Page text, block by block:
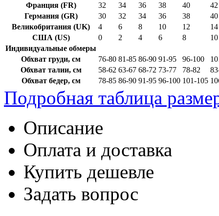
Франция (FR)
32 34 36 38 40
42
Германия (GR)
30 32 34 36 38
40
Великобритания (UK)
4 6 8 10 12
14
США (US)
0 2 4 6 8
10
Индивидуальные обмеры
Обхват груди, см
76-80 81-85 86-90 91-95 96-100
Обхват талии, см
58-62 63-67 68-72 73-77 78-82
Обхват бедер, см
78-85 86-90 91-95 96-100 101-105
Подробная таблица
Описание
Оплата и доставка
Купить дешевле
Задать вопрос